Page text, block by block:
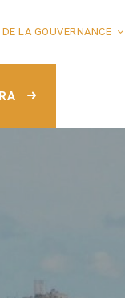
LA GOUVERNANCE